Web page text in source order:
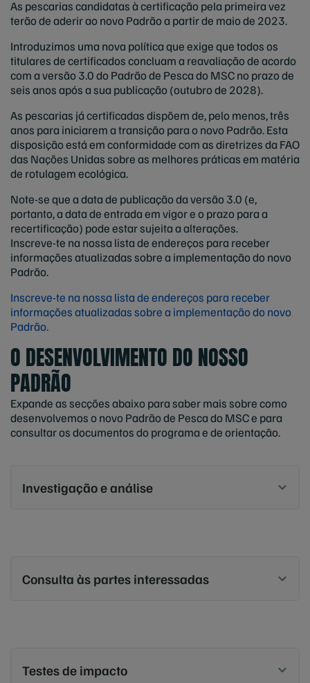
As pescarias candidatas à certificação pela primeira vez
terão de aderir ao novo Padrão a partir de maio de 2023.
Introduzimos uma nova política que exige que todos os
titulares de certificados concluam a reavaliação de acordo
com a versão 3.0 do Padrão de Pesca do MSC no prazo de
seis anos após a sua publicação (outubro de 2028).
As pescarias já certificadas dispõem de, pelo menos, três
anos para iniciarem a transição para o novo Padrão. Esta
disposição está em conformidade com as diretrizes da FAO
das Nações Unidas sobre as melhores práticas em matéria
de rotulagem ecológica.
Note-se que a data de publicação da versão 3.0 (e,
portanto, a data de entrada em vigor e o prazo para a
recertificação) pode estar sujeita a alterações.
Inscreve-te na nossa lista de endereços para receber
informações atualizadas sobre a implementação do novo
Padrão.
Inscreve-te na nossa lista de endereços para receber
informações atualizadas sobre a implementação do novo
Padrão.
O DESENVOLVIMENTO DO NOSSO
PADRÃO
Expande as secções abaixo para saber mais sobre como
desenvolvemos o novo Padrão de Pesca do MSC e para
consultar os documentos do programa e de orientação.
Investigação e análise
Consulta às partes interessadas
Testes de impacto